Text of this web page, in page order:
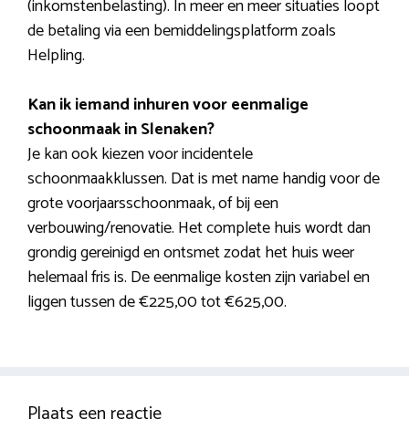
(inkomstenbelasting). In meer en meer situaties loopt
de betaling via een bemiddelingsplatform zoals
Helpling.
Kan ik iemand inhuren voor eenmalige
schoonmaak in Slenaken?
Je kan ook kiezen voor incidentele
schoonmaakklussen. Dat is met name handig voor de
grote voorjaarsschoonmaak, of bij een
verbouwing/renovatie. Het complete huis wordt dan
grondig gereinigd en ontsmet zodat het huis weer
helemaal fris is. De eenmalige kosten zijn variabel en
liggen tussen de €225,00 tot €625,00.
Plaats een reactie